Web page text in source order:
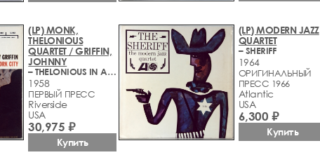
(LP) MONK,
THELONIOUS
QUARTET / GRIFFIN,
JOHNNY
– THELONIOUS IN ACTION
1958
ПЕРВЫЙ ПРЕСС
Riverside
USA
30,975 ₽
Купить
(LP) MODERN JAZZ
QUARTET
– SHERIFF
1964
ОРИГИНАЛЬНЫЙ
ПРЕСС 1966
Atlantic
USA
6,300 ₽
Купить